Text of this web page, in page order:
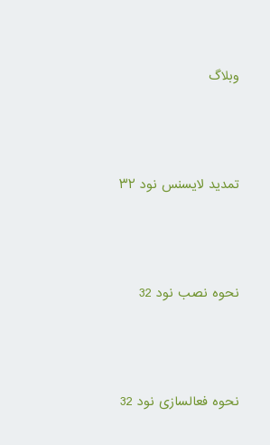
وبلاگ
تمدید لایسنس نود ۳۲
نحوه نصب نود 32
نحوه فعالسازی نود 32